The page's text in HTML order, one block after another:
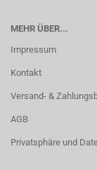
MEHR ÜBER...
Impressum
Kontakt
Versand- &
AGB
Privatsphäre und